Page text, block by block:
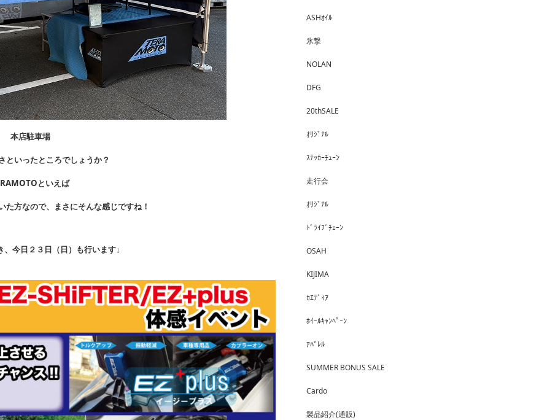
本店駐車場
といったところでしょうか？
といえば
た方なので、まさにそんな感じですね！
、今日２３日（日）も行います↓
ASHｵｲﾙ
氷撃
NOLAN
DFG
20thSALE
ｵﾘｼﾞﾅﾙ
ｽﾃｯｶｰﾁｭｰﾝ
走行会
ｵﾘｼﾞﾅﾙ
ﾄﾞﾗｲﾌﾞﾁｪｰﾝ
OSAH
KIJIMA
ｶｴﾃﾞｨｱ
ﾎｲｰﾙｷｬﾝﾍﾟｰﾝ
ｱﾊﾟﾚﾙ
SUMMER BONUS SALE
Cardo
製品紹介(通販)